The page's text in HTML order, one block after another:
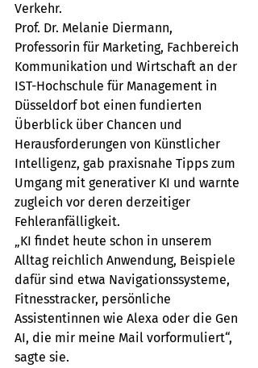
Verkehr.
Prof. Dr. Melanie Diermann,
Professorin für Marketing, Fachbereich
Kommunikation und Wirtschaft an der
IST-Hochschule für Management in
Düsseldorf bot einen fundierten
Überblick über Chancen und
Herausforderungen von Künstlicher
Intelligenz, gab praxisnahe Tipps zum
Umgang mit generativer KI und warnte
zugleich vor deren derzeitiger
Fehleranfälligkeit.
„KI findet heute schon in unserem
Alltag reichlich Anwendung, Beispiele
dafür sind etwa Navigationssysteme,
Fitnesstracker, persönliche
Assistentinnen wie Alexa oder die Gen
AI, die mir meine Mail vorformuliert“,
sagte sie.